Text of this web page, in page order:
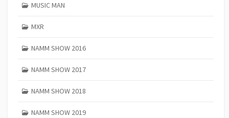
MUSIC MAN
MXR
NAMM SHOW 2016
NAMM SHOW 2017
NAMM SHOW 2018
NAMM SHOW 2019